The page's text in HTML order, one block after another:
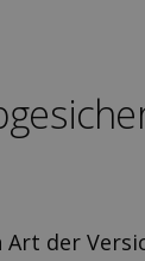
Art der